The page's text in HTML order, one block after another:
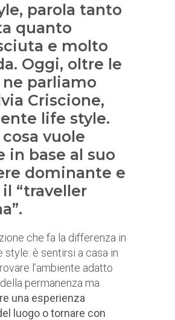
parola tanto
quanto
e molto
Oggi, oltre le
parliamo
Criscione,
life style.
vuole
in base al suo
dominante e
“traveller
che fa la differenza in
style: è sentirsi a casa in
l’ambiente adatto
permanenza ma
una esperienza
luogo o tornare con